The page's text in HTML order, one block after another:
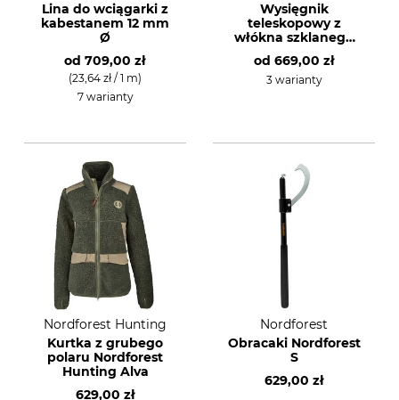
Lina do wciągarki z
kabestanem 12 mm
Ø
od 709,00 zł
(23,64 zł / 1 m)
7 warianty
Wysięgnik
teleskopowy z
włókna szklanego
Tri Saw Lock25
Strong
od 669,00 zł
3 warianty
Nordforest Hunting
Kurtka z grubego
polaru Nordforest
Hunting Alva
629,00 zł
Nordforest
Obracaki Nordforest
S
629,00 zł